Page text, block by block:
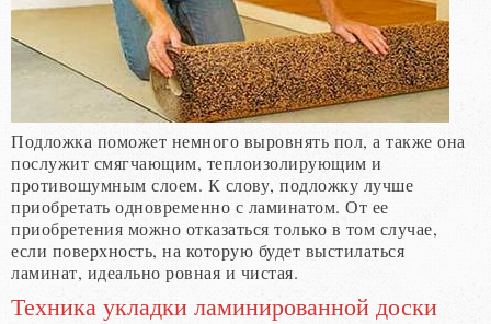
Подложка поможет немного выровнять пол, а также она
послужит смягчающим, теплоизолирующим и
противошумным слоем. К слову, подложку лучше
приобретать одновременно с ламинатом. От ее
приобретения можно отказаться только в том случае,
если поверхность, на которую будет выстилаться
ламинат, идеально ровная и чистая.
Техника укладки ламинированной доски